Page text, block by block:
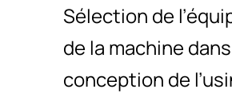
Sélection de
de la machine
conception de